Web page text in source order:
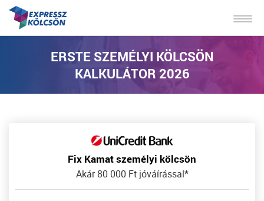
ERSTE SZEMÉLYI KÖLCSÖN
KALKULÁTOR 2026
Fix Kamat személyi kölcsön
Akár 80 000 Ft jóváírással*